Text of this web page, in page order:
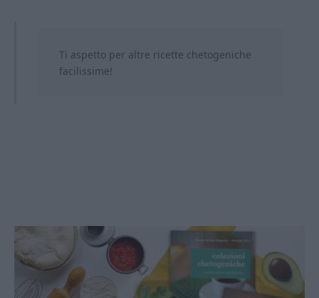
Ti aspetto per altre ricette chetogeniche
facilissime!